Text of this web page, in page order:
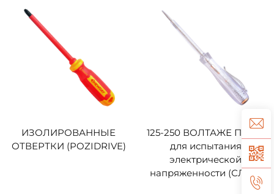
ИЗОЛИРОВАННЫЕ
ОТВЕРТКИ (POZIDRIVE)
125-250 ВОЛТАЖЕ ПЕНЫ
для испытания
электрической
напряженности (СЛОТ)